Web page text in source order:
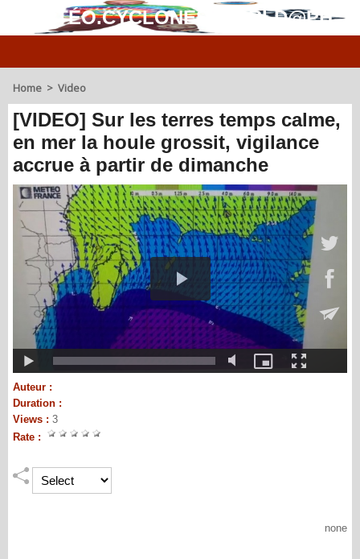
MÉTÉO.CYCLONES.WORLD@PH
Home > Video
[VIDEO] Sur les terres temps calme,
en mer la houle grossit, vigilance
accrue à partir de dimanche
Auteur :
Duration :
Views : 3
Rate :
none